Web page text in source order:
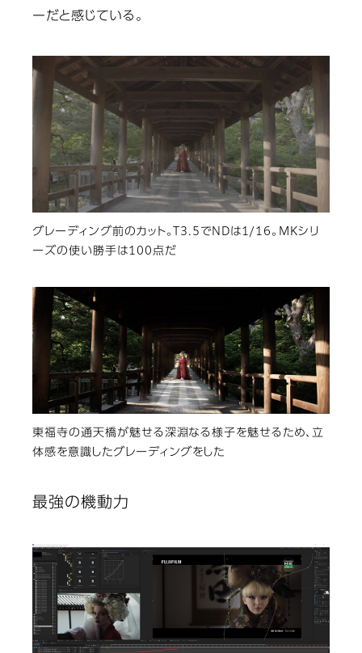
ーだと感じている。
グレーディング前のカット。T3.5でNDは1/16。MKシリ
ーズの使い勝手は100点だ
東福寺の通天橋が魅せる深淵なる様子を魅せるため、立
体感を意識したグレーディングをした
最強の機動力